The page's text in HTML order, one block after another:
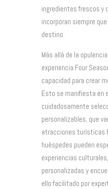
ingredientes frescos y
incorporan siempre
destino.
Más allá de la
experiencia Four
capacidad para crear
Esto se manifiesta en
cuidadosamente
personalizables, que
atracciones turísticas
huéspedes pueden
experiencias
personalizadas y
ello facilitado por